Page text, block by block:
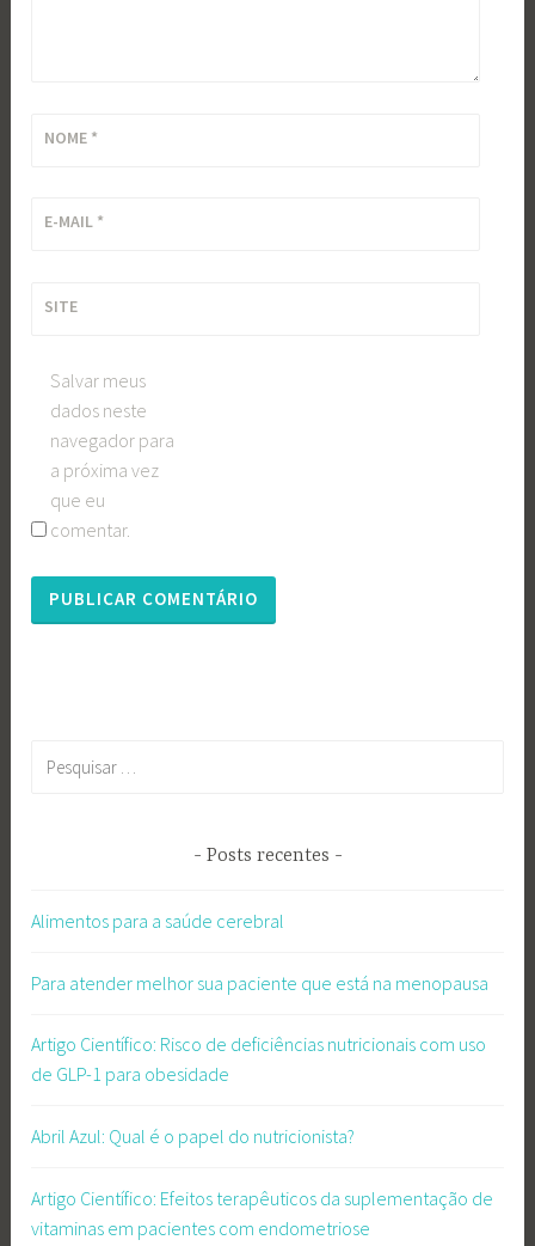
NOME *
E-MAIL *
SITE
Salvar meus
dados neste
navegador para
a próxima vez
que eu
comentar.
Posts recentes
Alimentos para a saúde cerebral
Para atender melhor sua paciente que está na menopausa
Artigo Científico: Risco de deficiências nutricionais com uso
de GLP-1 para obesidade
Abril Azul: Qual é o papel do nutricionista?
Artigo Científico: Efeitos terapêuticos da suplementação de
vitaminas em pacientes com endometriose